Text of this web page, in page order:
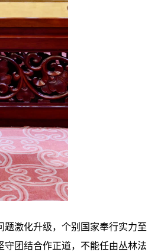
激化升级，个别国家奉行实力至
守团结合作正道，不能任由丛林法